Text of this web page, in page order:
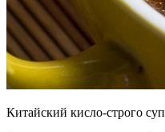
Китайский кисло-строго